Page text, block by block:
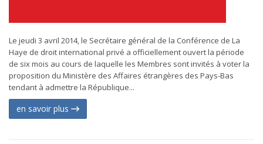
Le jeudi 3 avril 2014, le Secrétaire général de la Conférence de La
Haye de droit international privé a officiellement ouvert la période
de six mois au cours de laquelle les Membres sont invités à voter la
proposition du Ministère des Affaires étrangères des Pays-Bas
tendant à admettre la République...
en savoir plus